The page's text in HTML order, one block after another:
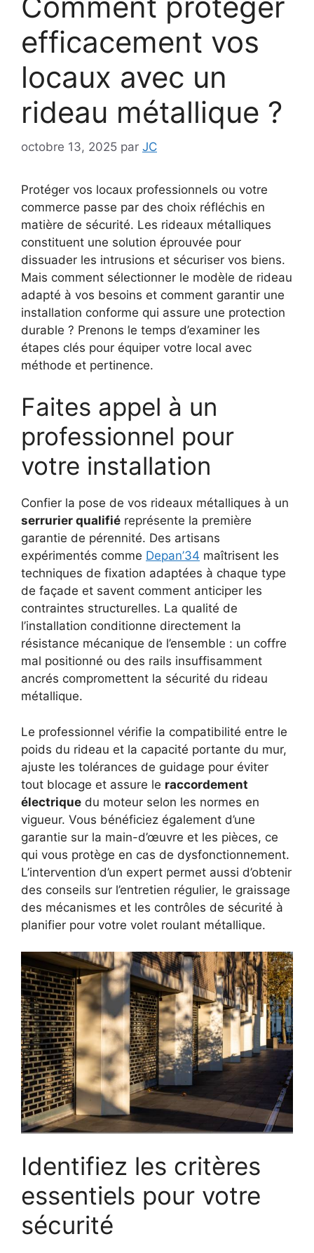
efficacement vos
locaux avec un
rideau métallique ?
octobre 13, 2025 par JC
Protéger vos locaux professionnels ou votre
commerce passe par des choix réfléchis en
matière de sécurité. Les rideaux métalliques
constituent une solution éprouvée pour
dissuader les intrusions et sécuriser vos biens.
Mais comment sélectionner le modèle de rideau
adapté à vos besoins et comment garantir une
installation conforme qui assure une protection
durable ? Prenons le temps d’examiner les
étapes clés pour équiper votre local avec
méthode et pertinence.
Faites appel à un
professionnel pour
votre installation
Confier la pose de vos rideaux métalliques à un
serrurier qualifié représente la première
garantie de pérennité. Des artisans
expérimentés comme Depan’34 maîtrisent les
techniques de fixation adaptées à chaque type
de façade et savent comment anticiper les
contraintes structurelles. La qualité de
l’installation conditionne directement la
résistance mécanique de l’ensemble : un coffre
mal positionné ou des rails insuffisamment
ancrés compromettent la sécurité du rideau
métallique.
Le professionnel vérifie la compatibilité entre le
poids du rideau et la capacité portante du mur,
ajuste les tolérances de guidage pour éviter
tout blocage et assure le raccordement
électrique du moteur selon les normes en
vigueur. Vous bénéficiez également d’une
garantie sur la main-d’œuvre et les pièces, ce
qui vous protège en cas de dysfonctionnement.
L’intervention d’un expert permet aussi d’obtenir
des conseils sur l’entretien régulier, le graissage
des mécanismes et les contrôles de sécurité à
planifier pour votre volet roulant métallique.
Identifiez les critères
essentiels pour votre
sécurité